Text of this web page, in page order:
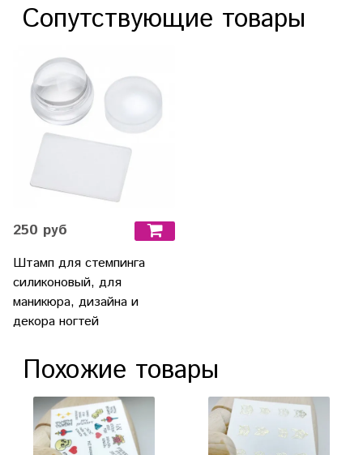
Сопутствующие товары
250 руб
Штамп для стемпинга
силиконовый, для
маникюра, дизайна и
декора ногтей
Похожие товары